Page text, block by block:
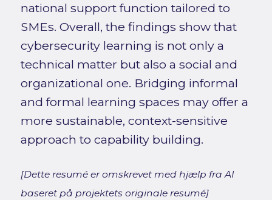
national support function tailored to
SMEs. Overall, the findings show that
cybersecurity learning is not only a
technical matter but also a social and
organizational one. Bridging informal
and formal learning spaces may offer a
more sustainable, context-sensitive
approach to capability building.
[Dette resumé er omskrevet med hjælp fra AI
baseret på projektets originale resumé]